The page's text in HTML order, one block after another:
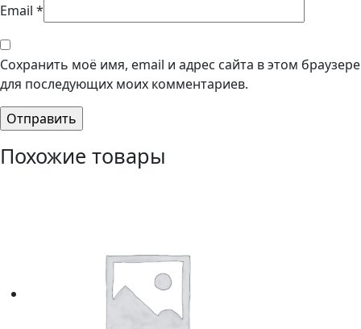
Email *
Сохранить моё имя, email и адрес сайта в этом браузере
для последующих моих комментариев.
Похожие товары